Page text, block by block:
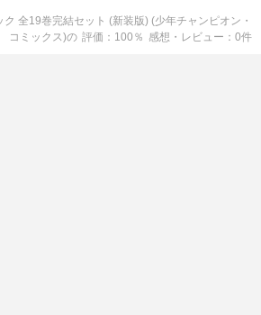
全19巻完結セット (新装版) (少年チャンピオン・
コミックス)の 評価 100 ％ 感想・レビュー 0件